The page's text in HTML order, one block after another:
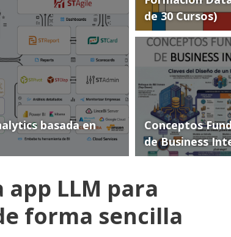
basada en
de 30 Cursos)
Conceptos
de Business
LLM para
forma sencilla